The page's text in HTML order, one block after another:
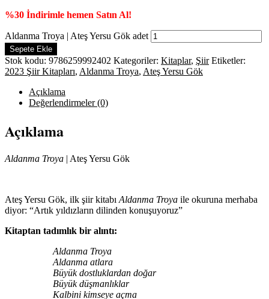
%30 İndirimle hemen Satın Al!
Aldanma Troya | Ateş Yersu Gök adet
Sepete Ekle
Stok kodu: 9786259992402 Kategoriler: Kitaplar, Şiir Etiketler:
2023 Şiir Kitapları, Aldanma Troya, Ateş Yersu Gök
Açıklama
Değerlendirmeler (0)
Açıklama
Aldanma Troya | Ateş Yersu Gök
Ateş Yersu Gök, ilk şiir kitabı Aldanma Troya ile okuruna merhaba
diyor: “Artık yıldızların dilinden konuşuyoruz”
Kitaptan tadımlık bir alıntı:
Aldanma Troya
Aldanma atlara
Büyük dostluklardan doğar
Büyük düşmanlıklar
Kalbini kimseye açma